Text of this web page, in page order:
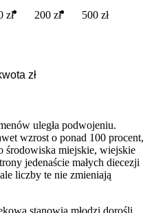
zł 200 zł 500 zł
uległa podwojeniu.
wzrost o ponad 100 procent,
środowiska miejskie, wiejskie
jedenaście małych diecezji
liczby te nie zmieniają
stanowią młodzi dorośli,